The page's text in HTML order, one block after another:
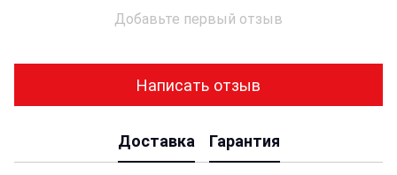
Добавьте первый отзыв
Написать отзыв
Доставка Гарантия